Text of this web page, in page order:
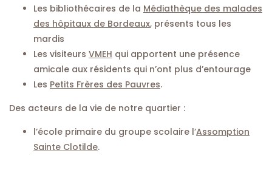
Les bibliothécaires de la Médiathèque des malades
des hôpitaux de Bordeaux, présents tous les
mardis
Les visiteurs VMEH qui apportent une présence
amicale aux résidents qui n’ont plus d’entourage
Les Petits Frères des Pauvres.
Des acteurs de la vie de notre quartier :
l’école primaire du groupe scolaire l’Assomption
Sainte Clotilde.